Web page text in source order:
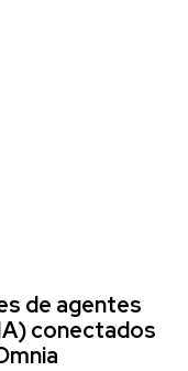
de agentes
conectados